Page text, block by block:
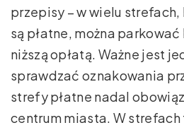
przepisy – w wielu
są płatne, można
niższą opłatą. Ważne jest
sprawdzać oznakowania
strefy płatne nadal
centrum miasta. W